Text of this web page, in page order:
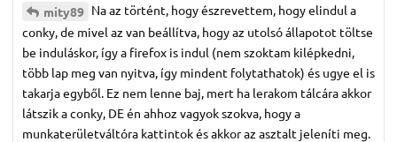
mity89 Na az történt, hogy észrevettem, hogy elindul a
conky, de mivel az van beállítva, hogy az utolsó állapotot töltse
be induláskor, így a firefox is indul (nem szoktam kilépkedni,
több lap meg van nyitva, így mindent folytathatok) és ugye el is
takarja egyből. Ez nem lenne baj, mert ha lerakom tálcára akkor
látszik a conky, DE én ahhoz vagyok szokva, hogy a
munkaterületváltóra kattintok és akkor az asztalt jeleníti meg.